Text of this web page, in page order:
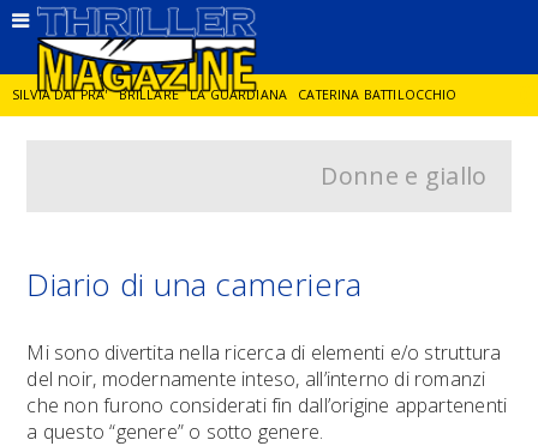
SILVIA DAI PRA' BRILLARE LA GUARDIANA CATERINA BATTILOCCHIO
GIANCARLO DE CATALDO
Donne e giallo
Diario di una cameriera
Mi sono divertita nella ricerca di elementi e/o struttura
del noir, modernamente inteso, all’interno di romanzi
che non furono considerati fin dall’origine appartenenti
a questo “genere” o sotto genere.